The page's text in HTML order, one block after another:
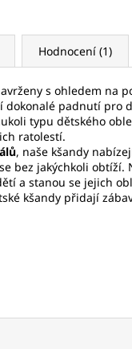
Hodnocení (1)
s ohledem na
dokonalé padnutí pro
typu dětského
ratolestí.
, naše kšandy
bez jakýchkoli obtíží.
a stanou se jejich
kšandy přidají